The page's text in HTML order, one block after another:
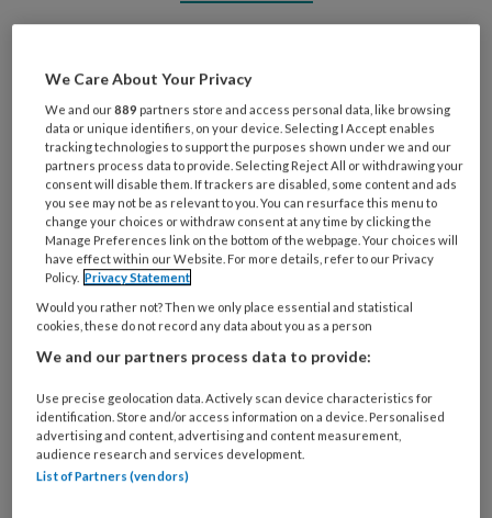
Maak gratis een account aan en lees 2
artikelen gratis per maand
Al een account of abonnement?Log dan in
Wat
is
je
e-
mailadres?
* *
Kies
je
Kies
je
functie *
We Care About Your Privacy
We and our889 partners store and access personal data, like browsing
data or unique identifiers, on your device. Selecting I Accept enables
tracking technologies to support the purposes shown under we and our
partners process data to provide. Selecting Reject All or withdrawing your
consent will disable them. If trackers are disabled, some content and ads
you see may not be as relevant to you. You can resurface this menu to
change your choices or withdraw consent at any time by clicking the
Manage Preferences link on the bottom of the webpage. Your choices will
have effect within our Website. For more details, refer to our Privacy
Policy. Privacy Statement
Would you rather not? Then we only place essential and statistical
cookies, these do not record any data about you as a person
We and our partners process data to provide:
Use precise geolocation data. Actively scan device characteristics for
identification. Store and/or access information on a device. Personalised
advertising and content, advertising and content measurement,
audience research and services development.
List of Partners (vendors)